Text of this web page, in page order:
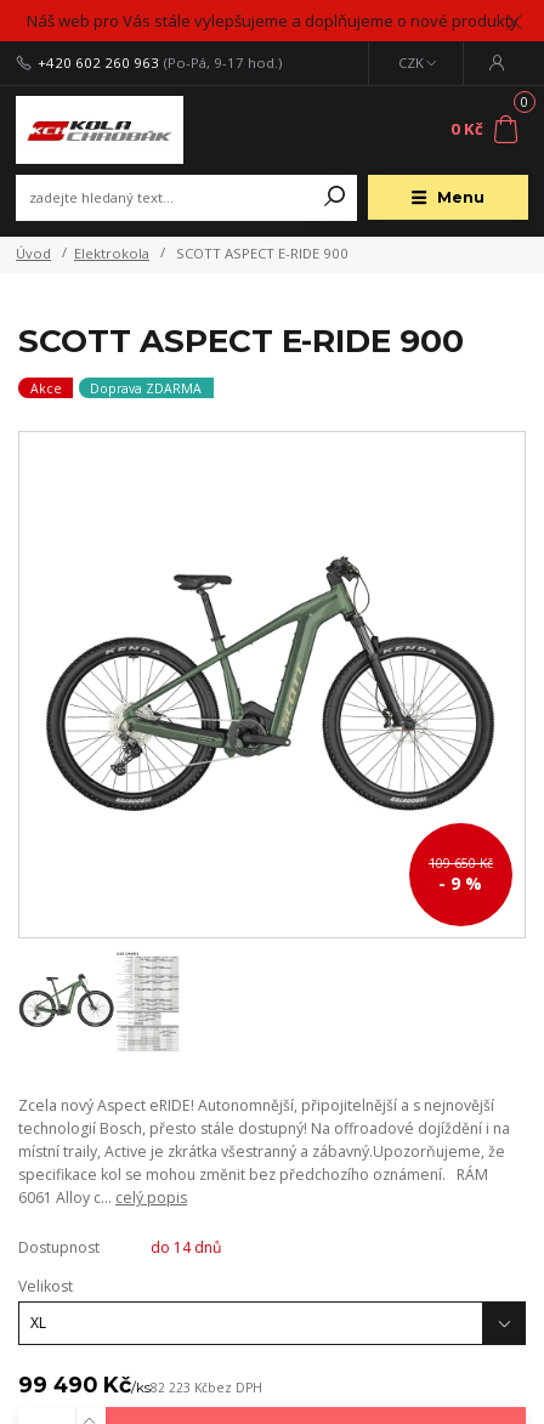
Náš web pro Vás stále vylepšujeme a doplňujeme o nové produkty
Menu
CZK
+420 602 260 963 (Po-Pá, 9-17 hod.)
0
0 Kč
Úvod Elektrokola SCOTT ASPECT E-RIDE 900
SCOTT ASPECT E-RIDE 900
Akce Doprava ZDARMA
109 650 Kč
- 9 %
Zcela nový Aspect eRIDE! Autonomnější, připojitelnější a s nejnovější
technologií Bosch, přesto stále dostupný! Na offroadové dojíždění i na
místní traily, Active je zkrátka všestranný a zábavný.Upozorňujeme, že
specifikace kol se mohou změnit bez předchozího oznámení. RÁM
6061 Alloy c... celý popis
Dostupnost
do 14 dnů
Velikost
99 490 Kč/ks82 223 Kčbez DPH